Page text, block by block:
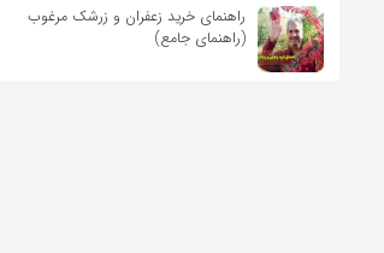
راهنمای خرید زعفران و زرشک مرغوب
(راهنمای جامع)